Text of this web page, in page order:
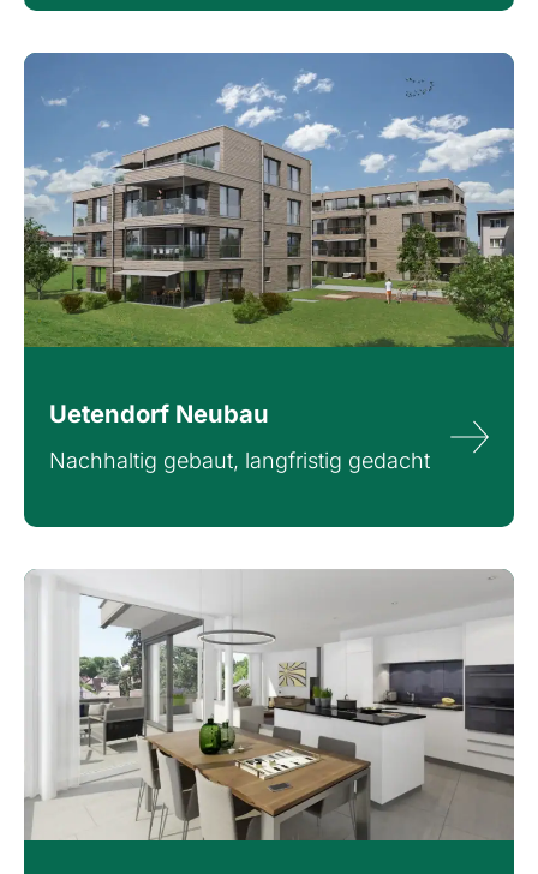
Uetendorf Neubau
Nachhaltig gebaut, langfristig gedacht